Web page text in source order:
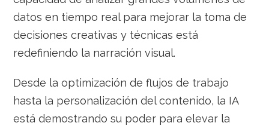
datos en tiempo real para mejorar la toma de
decisiones creativas y técnicas está
redefiniendo la narración visual.
Desde la optimización de flujos de trabajo
hasta la personalización del contenido, la IA
está demostrando su poder para elevar la